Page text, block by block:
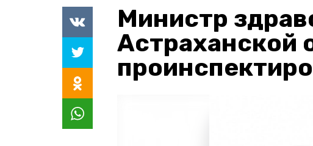
Министр
Астраханской